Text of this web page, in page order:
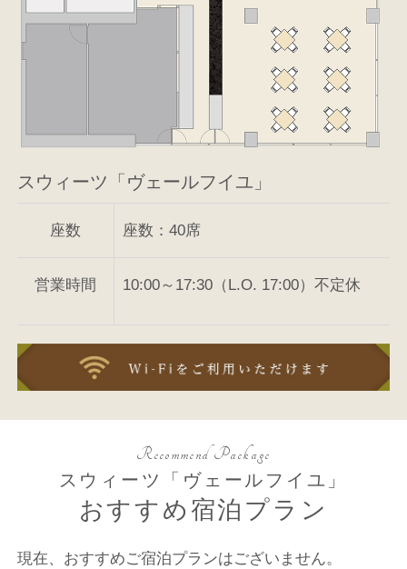
スウィーツ「ヴェールフイユ」
座数 座数：40席
営業時間 10:00～17:30（L.O. 17:00）不定休
Recommend Package
スウィーツ「ヴェールフイユ」
おすすめ宿泊プラン
現在、おすすめご宿泊プランはございません。